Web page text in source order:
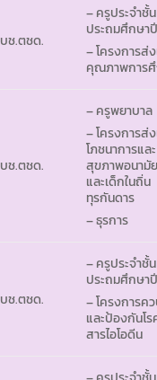
บช.ตชด.
– ครูประจำชั้น
ประถมศึกษา
– โครงการส่
คุณภาพการ
บช.ตชด.
– ครูพยาบาล
– โครงการส่
โภชนาการและ
สุขภาพอนามั
และเด็กในถิ่น
ทุรกันดาร
– ธุรการ
บช.ตชด.
– ครูประจำชั้น
ประถมศึกษา
– โครงการค
และป้องกันโ
สารไอโอดีน